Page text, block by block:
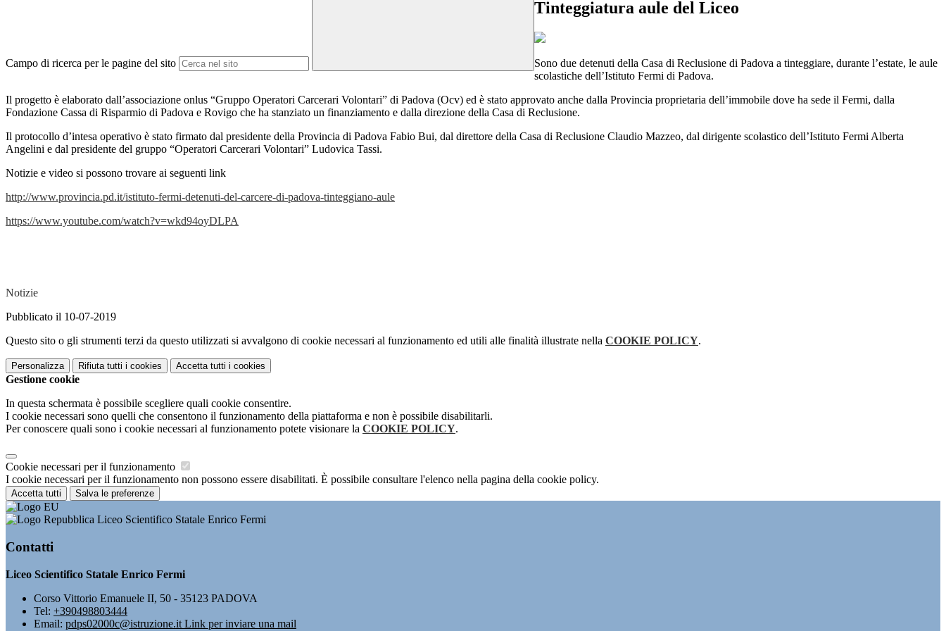
Campo di ricerca per le pagine del sito
Tinteggiatura aule del Liceo
Sono due detenuti della Casa di Reclusione di Padova a tinteggiare, durante l’estate, le aule
scolastiche dell’Istituto Fermi di Padova.
Il progetto è elaborato dall’associazione onlus “Gruppo Operatori Carcerari Volontari” di Padova (Ocv) ed è stato approvato anche dalla Provincia proprietaria dell’immobile dove ha sede il Fermi, dalla
Fondazione Cassa di Risparmio di Padova e Rovigo che ha stanziato un finanziamento e dalla direzione della Casa di Reclusione.
Il protocollo d’intesa operativo è stato firmato dal presidente della Provincia di Padova Fabio Bui, dal direttore della Casa di Reclusione Claudio Mazzeo, dal dirigente scolastico dell’Istituto Fermi Alberta
Angelini e dal presidente del gruppo “Operatori Carcerari Volontari” Ludovica Tassi.
Notizie e video si possono trovare ai seguenti link
http://www.provincia.pd.it/istituto-fermi-detenuti-del-carcere-di-padova-tinteggiano-aule
https://www.youtube.com/watch?v=wkd94oyDLPA
Notizie
Pubblicato il 10-07-2019
Questo sito o gli strumenti terzi da questo utilizzati si avvalgono di cookie necessari al funzionamento ed utili alle finalità illustrate nella COOKIE POLICY.
Personalizza Rifiuta tutti i cookies Accetta tutti i cookies
Gestione cookie
In questa schermata è possibile scegliere quali cookie consentire.
I cookie necessari sono quelli che consentono il funzionamento della piattaforma e non è possibile disabilitarli.
Per conoscere quali sono i cookie necessari al funzionamento potete visionare la COOKIE POLICY.
Cookie necessari per il funzionamento
I cookie necessari per il funzionamento non possono essere disabilitati. È possibile consultare l'elenco nella pagina della cookie policy.
Accetta tutti Salva le preferenze
Liceo Scientifico Statale Enrico Fermi
Contatti
Liceo Scientifico Statale Enrico Fermi
Corso Vittorio Emanuele II, 50 - 35123 PADOVA
Tel: +390498803444
Email: pdps02000c@istruzione.it Link per inviare una mail